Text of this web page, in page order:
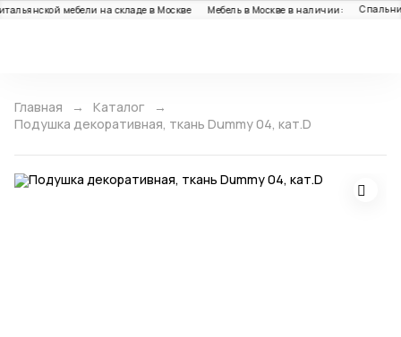
мебели на складе в Москве Мебель в Москве в наличии:
Главная
Каталог
Подушка декоративная, ткань Dummy 04, кат.D